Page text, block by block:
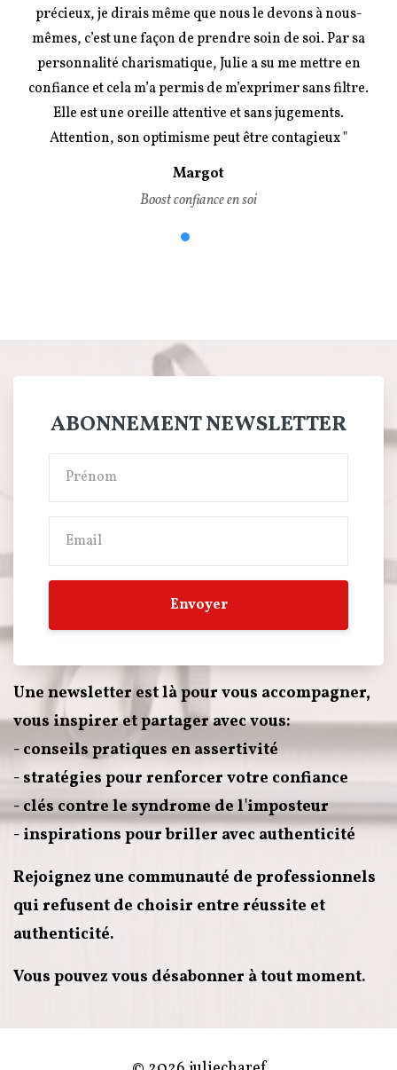
précieux, je dirais même que nous le devons à nous-
mêmes, c’est une façon de prendre soin de soi. Par sa
personnalité charismatique, Julie a su me mettre en
confiance et cela m’a permis de m’exprimer sans filtre.
Elle est une oreille attentive et sans jugements.
Attention, son optimisme peut être contagieux "
Margot
Boost confiance en soi
ABONNEMENT NEWSLETTER
Envoyer
Une newsletter est là pour vous accompagner,
vous inspirer et partager avec vous:
- conseils pratiques en assertivité
- stratégies pour renforcer votre confiance
- clés contre le syndrome de l'imposteur
- inspirations pour briller avec authenticité
Rejoignez une communauté de professionnels
qui refusent de choisir entre réussite et
authenticité.
Vous pouvez vous désabonner à tout moment.